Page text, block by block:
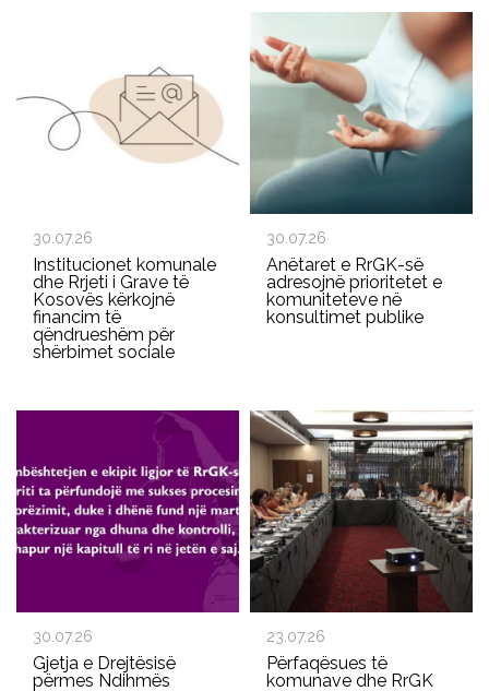
30.07.26
Institucionet komunale
dhe Rrjeti i Grave të
Kosovës kërkojnë
financim të
qëndrueshëm për
shërbimet sociale
30.07.26
Anëtaret e RrGK-së
adresojnë prioritetet e
komuniteteve në
konsultimet publike
30.07.26
Gjetja e Drejtësisë
përmes Ndihmës
23.07.26
Përfaqësues të
komunave dhe RrGK